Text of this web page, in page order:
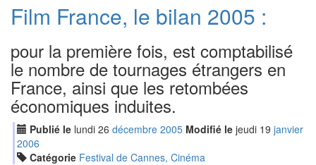
Film France, le bilan 2005 :
pour la première fois, est comptabilisé
le nombre de tournages étrangers en
France, ainsi que les retombées
économiques induites.
Publié le lundi 26 décembre 2005 Modifié le jeudi 19 janvier
2006
Catégorie Festival de Cannes, Cinéma